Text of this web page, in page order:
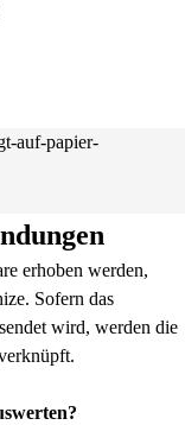
auf-papier-
erhoben werden,
Sofern das
wird, werden die